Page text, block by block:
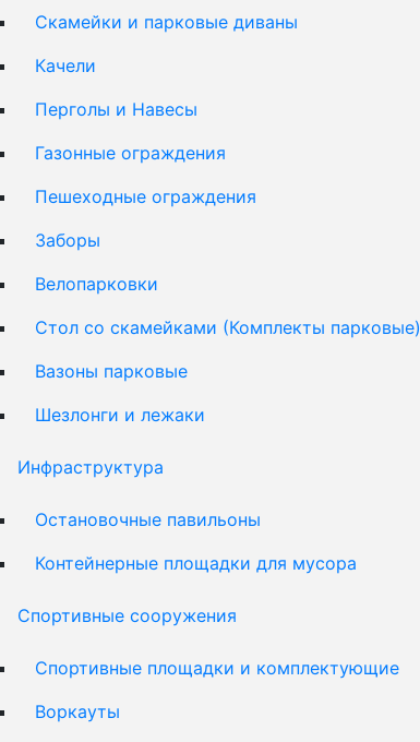
Скамейки и парковые диваны
Качели
Перголы и Навесы
Газонные ограждения
Пешеходные ограждения
Заборы
Велопарковки
Стол со скамейками (Комплекты парковые)
Вазоны парковые
Шезлонги и лежаки
Инфраструктура
Остановочные павильоны
Контейнерные площадки для мусора
Спортивные сооружения
Спортивные площадки и комплектующие
Воркауты